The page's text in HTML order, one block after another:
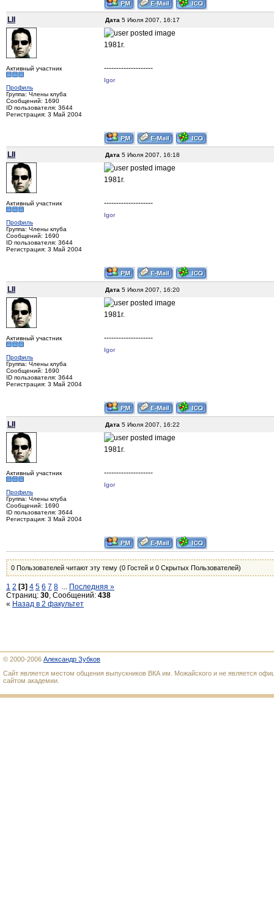
LII Дата 5 Июля 2007, 16:17
Активный участник
Профиль
Группа: Члены клуба
Сообщений: 1690
ID пользователя: 3644
Регистрация: 3 Май 2004
1981г.
--------------------
Igor
LII Дата 5 Июля 2007, 16:18
Активный участник
Профиль
Группа: Члены клуба
Сообщений: 1690
ID пользователя: 3644
Регистрация: 3 Май 2004
1981г.
--------------------
Igor
LII Дата 5 Июля 2007, 16:20
Активный участник
Профиль
Группа: Члены клуба
Сообщений: 1690
ID пользователя: 3644
Регистрация: 3 Май 2004
1981г.
--------------------
Igor
LII Дата 5 Июля 2007, 16:22
Активный участник
Профиль
Группа: Члены клуба
Сообщений: 1690
ID пользователя: 3644
Регистрация: 3 Май 2004
1981г.
--------------------
Igor
0 Пользователей читают эту тему (0 Гостей и 0 Скрытых Пользователей)
1 2 [3] 4 5 6 7 8 ... Последняя »
Страниц: 30, Сообщений: 438
« Назад в 2 факультет
© 2000-2006 Александр Зубков
Сайт является местом общения выпускников ВКА им. Можайского и не является
сайтом академии.